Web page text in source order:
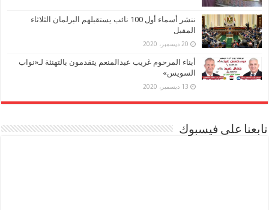
ننشر أسماء أول 100 نائب يستقبلهم البرلمان الثلاثاء
المقبل
20 ديسمبر، 2020
أبناء المرحوم غريب عبدالمنعم يتقدمون بالتهنئة لـ«نواب
السويس»
13 ديسمبر، 2020
تابعنا على فيسبوك